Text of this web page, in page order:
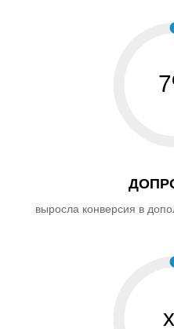
выросла конверсия в